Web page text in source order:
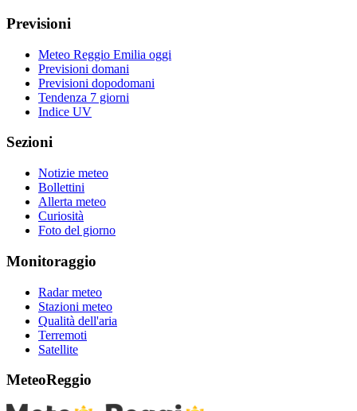
Previsioni
Meteo Reggio Emilia oggi
Previsioni domani
Previsioni dopodomani
Tendenza 7 giorni
Indice UV
Sezioni
Notizie meteo
Bollettini
Allerta meteo
Curiosità
Foto del giorno
Monitoraggio
Radar meteo
Stazioni meteo
Qualità dell'aria
Terremoti
Satellite
MeteoReggio